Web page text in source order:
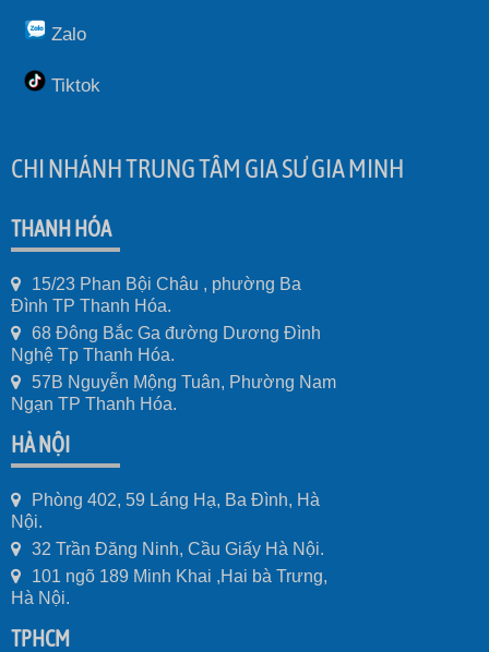
Zalo
Tiktok
CHI NHÁNH TRUNG TÂM GIA SƯ GIA MINH
THANH HÓA
15/23 Phan Bội Châu , phường Ba
Đình TP Thanh Hóa.
68 Đông Bắc Ga đường Dương Đình
Nghệ Tp Thanh Hóa.
57B Nguyễn Mộng Tuân, Phường Nam
Ngạn TP Thanh Hóa.
HÀ NỘI
Phòng 402, 59 Láng Hạ, Ba Đình, Hà
Nội.
32 Trần Đăng Ninh, Cầu Giấy Hà Nội.
101 ngõ 189 Minh Khai ,Hai bà Trưng,
Hà Nội.
TPHCM